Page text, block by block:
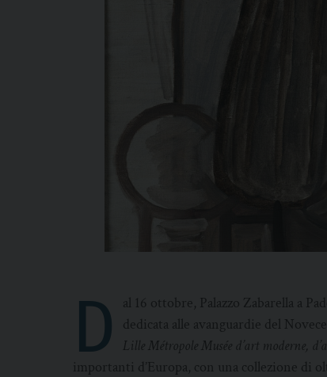
D
al 16 ottobre, Palazzo Zabarella a
dedicata alle avanguardie del
Lille Métropole Musée d’art moderne,
importanti d’Europa, con una collezione di